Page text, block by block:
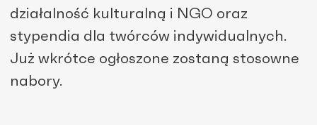
działalność kulturalną i NGO oraz
stypendia dla twórców indywidualnych.
Już wkrótce ogłoszone zostaną stosowne
nabory.